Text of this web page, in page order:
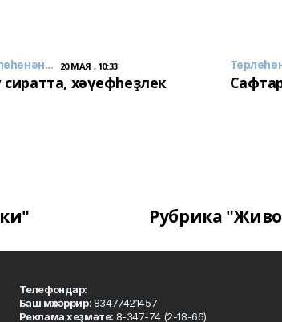
20 МАЯ , 10:33
сиратта, хәүефһеҙлек
Рубрика
Телефондар:
Баш мөхәррир:83477421457
Реклама хеҙмәте: 8-347-74 (2-18-66)